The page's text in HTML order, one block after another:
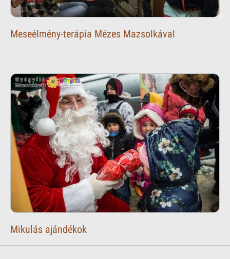
Meseélmény-terápia Mézes Mazsolkával
Mikulás ajándékok